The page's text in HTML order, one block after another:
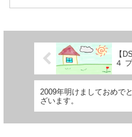
【
４
2009年明けましておめで
ざいます。